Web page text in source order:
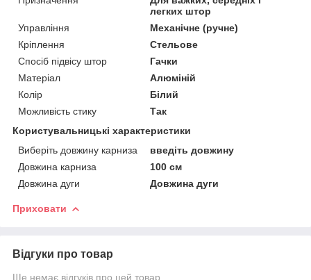
легких штор
Управління
Механічне (ручне)
Кріплення
Стельове
Спосіб підвісу штор
Гачки
Матеріал
Алюміній
Колір
Білий
Можливість стику
Так
Користувальницькі характеристики
Виберіть довжину карниза
введіть довжину
Довжина карниза
100 см
Довжина дуги
Довжина дуги
Приховати
Відгуки про товар
Ще немає відгуків про цей товар